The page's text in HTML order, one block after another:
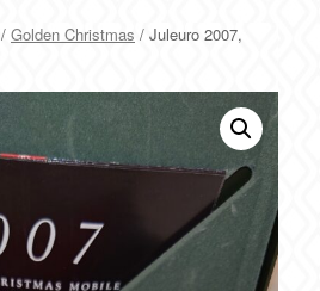
/ Golden Christmas / Juleuro 2007,